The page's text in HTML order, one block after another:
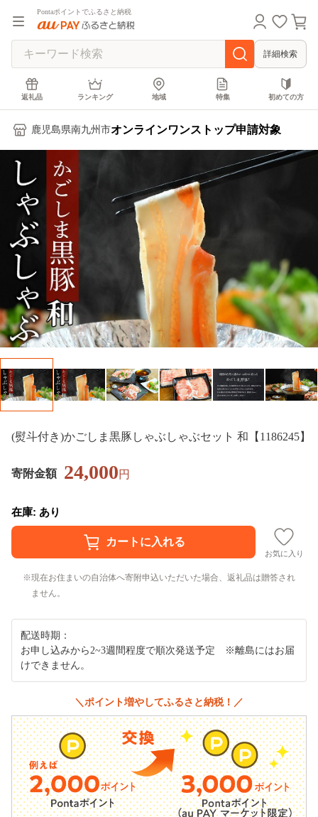
Pontaポイントでふるさと納税
詳細検索
返礼品 ランキング 地域 特集 初めての方
鹿児島県南九州市オンラインワンストップ申請対象
(熨斗付き)かごしま黒豚しゃぶしゃぶセット 和【1186245】
寄附金額 24,000円
在庫: あり
お気に入り
現在お住まいの自治体へ寄附申込いただいた場合、返礼品は贈答され
ません。
配送時期：
お申し込みから2~3週間程度で順次発送予定 ※離島にはお届
けできません。
＼ポイント増やしてふるさと納税！／